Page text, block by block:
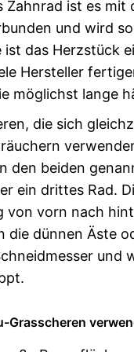
Zahnrad ist es mit
und wird
ist das Herzstück
Hersteller
möglichst lange
die sich
den beiden
ein drittes Rad.
von vorn nach
die dünnen Äste
und
Grasscheren